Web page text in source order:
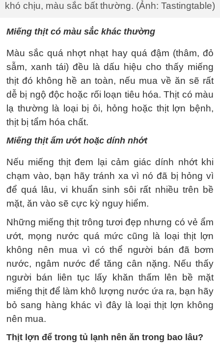
khó chịu, màu sắc bất thường. (Ảnh: Tastingtable)
Miếng thịt có màu sắc khác thường
Màu sắc quá nhợt nhạt hay quá đậm (thâm, đỏ
sẫm, xanh tái) đều là dấu hiệu cho thấy miếng
thịt đó không hề an toàn, nếu mua về ăn sẽ rất
dễ bị ngộ độc hoặc rối loạn tiêu hóa. Thịt có màu
lạ thường là loại bị ôi, hỏng hoặc thịt lợn bệnh,
thịt bị tẩm hóa chất.
Miếng thịt ẩm ướt hoặc dính nhớt
Nếu miếng thịt đem lại cảm giác dính nhớt khi
chạm vào, bạn hãy tránh xa vì nó đã bị hỏng vì
để quá lâu, vi khuẩn sinh sôi rất nhiều trên bề
mặt, ăn vào sẽ cực kỳ nguy hiểm.
Những miếng thịt trông tươi đẹp nhưng có vẻ ẩm
ướt, mọng nước quá mức cũng là loại thịt lợn
không nên mua vì có thể người bán đã bơm
nước, ngâm nước để tăng cân nặng. Nếu thấy
người bán liên tục lấy khăn thấm lên bề mặt
miếng thịt để làm khô lượng nước ứa ra, bạn hãy
bỏ sang hàng khác vì đây là loại thịt lợn không
nên mua.
Thịt lợn để trong tủ lạnh nên ăn trong bao lâu?